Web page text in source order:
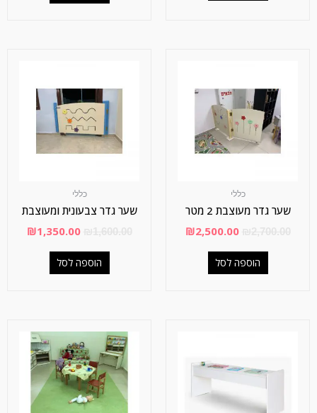
כללי
שער גדר מעוצבת 2 מטר
₪2,500.00
הוספה לסל
כללי
שער גדר צבעונית ומעוצבת
₪1,350.00
הוספה לסל